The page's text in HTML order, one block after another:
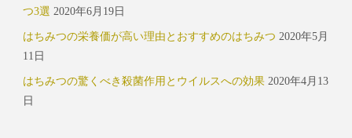
つ3選 2020年6月19日
はちみつの栄養価が高い理由とおすすめのはちみつ 2020年5月
11日
はちみつの驚くべき殺菌作用とウイルスへの効果 2020年4月13
日